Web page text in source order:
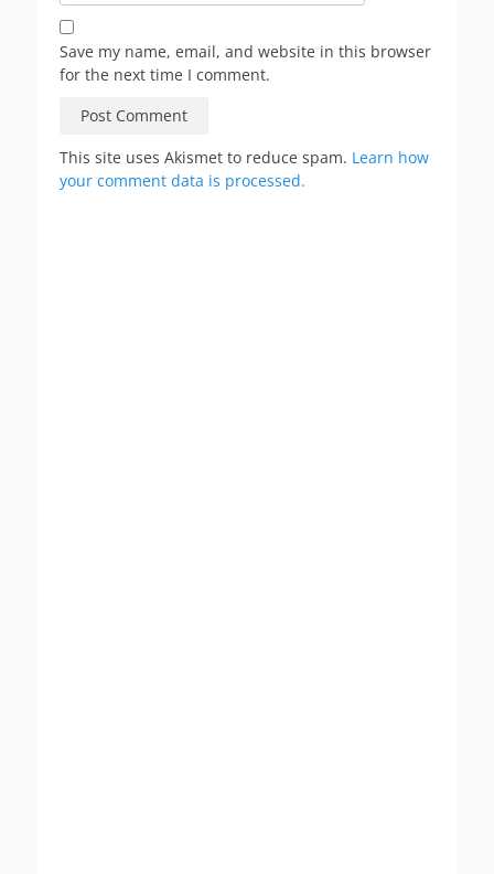
Save my name, email, and website in this browser
for the next time I comment.
This site uses Akismet to reduce spam. Learn how
your comment data is processed.